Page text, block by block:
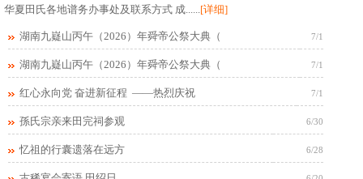
华夏田氏各地谱务办事处及联系方式 成......[详细]
湖南九嶷山丙午（2026）年舜帝公祭大典（ 7/1
湖南九嶷山丙午（2026）年舜帝公祭大典（ 7/1
红心永向党 奋进新征程 ——热烈庆祝 7/1
孫氏宗亲来田完祠参观 6/30
忆祖的行囊遗落在远方 6/28